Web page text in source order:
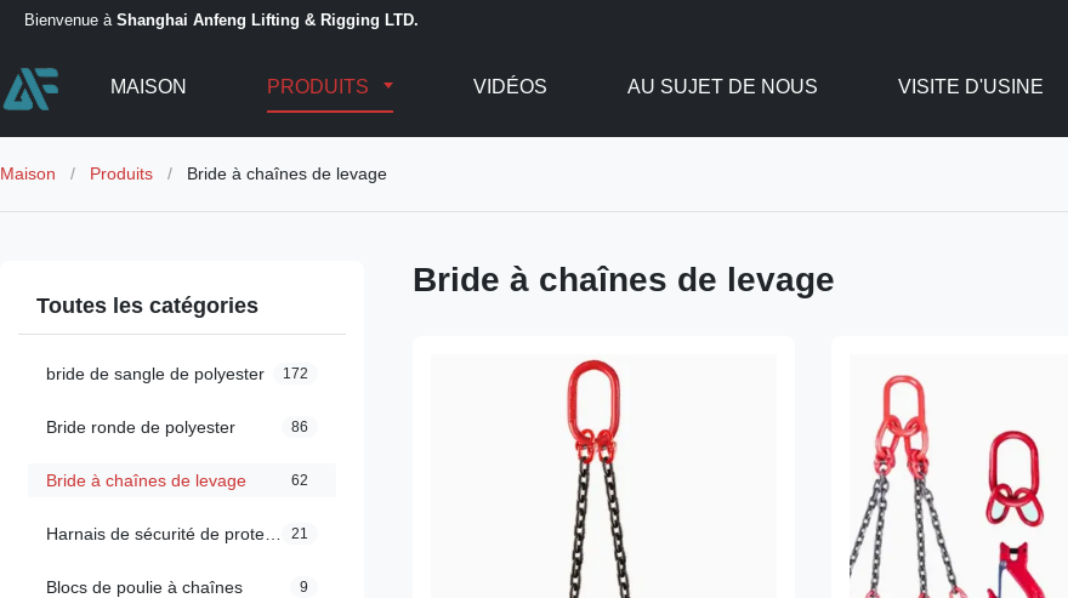
Bienvenue à Shanghai Anfeng Lifting & Rigging LTD.
MAISON PRODUITS VIDÉOS AU SUJET DE NOUS VISITE D'USINE
Maison / Produits / Bride à chaînes de levage
Toutes les catégories
bride de sangle de polyester 172
Bride ronde de polyester 86
Bride à chaînes de levage 62
21
Blocs de poulie à chaînes 9
Bride à chaînes de levage